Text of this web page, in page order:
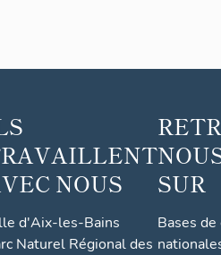
NOUS
d'Aix-les-Bains
Naturel Régional des
SUR
Bases